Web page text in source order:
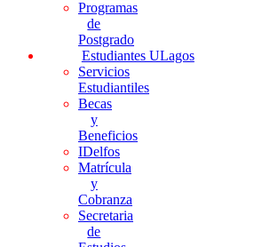
Programas
de
Postgrado
Estudiantes ULagos
Servicios
Estudiantiles
Becas
y
Beneficios
IDelfos
Matrícula
y
Cobranza
Secretaria
de